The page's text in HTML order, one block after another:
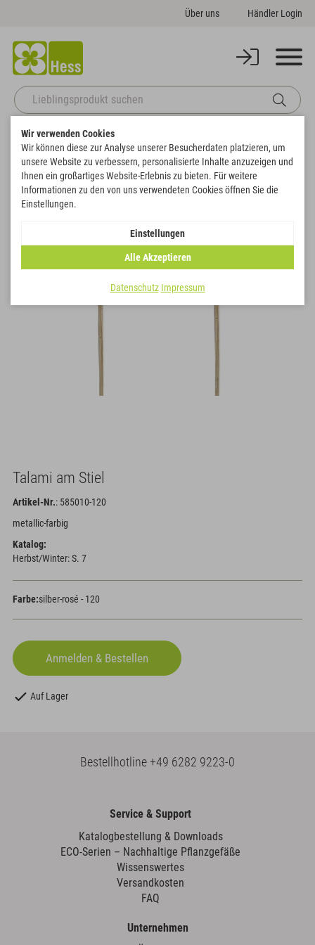
Über uns Händler Login
Startseite Naturdeko
Zurück zur Artikelübersicht
SALE
Talami am Stiel
Artikel-Nr.: 585010-120
metallic-farbig
Katalog:
Herbst/Winter: S. 7
Farbe:silber-rosé - 120
Auf Lager
Bestellhotline+49 6282 9223-0
Service & Support
Katalogbestellung & Downloads
ECO-Serien – Nachhaltige Pflanzgefäße
Wissenswertes
Versandkosten
FAQ
Unternehmen
Wir verwenden Cookies
Wir können diese zur Analyse unserer Besucherdaten platzieren, um
unsere Website zu verbessern, personalisierte Inhalte anzuzeigen und
Ihnen ein großartiges Website-Erlebnis zu bieten. Für weitere
Informationen zu den von uns verwendeten Cookies öffnen Sie die
Einstellungen.
Einstellungen
Alle Akzeptieren
Datenschutz Impressum